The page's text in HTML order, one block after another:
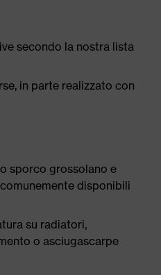
secondo la nostra lista
in parte realizzato con
sporco grossolano e
disponibili
su radiatori,
o asciugascarpe